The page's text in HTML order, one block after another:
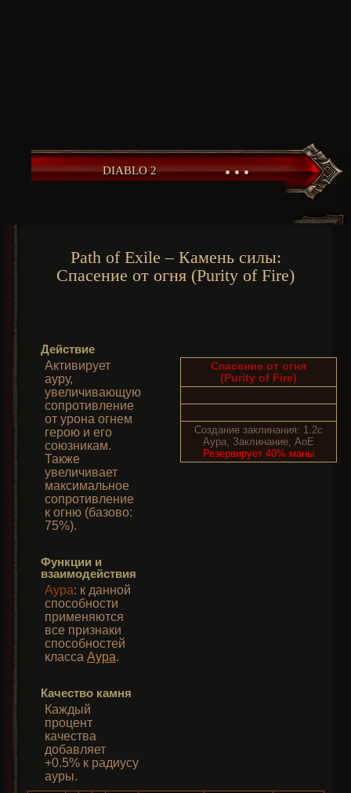
DIABLO 2 • • •
Path of Exile – Камень силы:
Спасение от огня (Purity of Fire)
Действие
Активирует
ауру,
увеличивающую
сопротивление
от урона огнем
герою и его
союзникам.
Также
увеличивает
максимальное
сопротивление
к огню (базово:
75%).
Функции и
взаимодействия
Аура: к данной
способности
применяются
все признаки
способностей
класса Аура.
Качество камня
Каждый
процент
качества
добавляет
+0.5% к радиусу
ауры.
Спасение от огня
(Purity of Fire)
Создание заклинания: 1.2с
Аура, Заклинание, AoE
Резервирует 40% маны